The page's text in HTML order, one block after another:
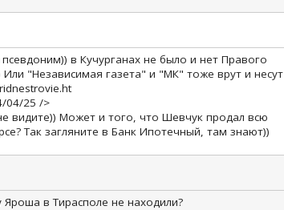
в Кучурганах не было и нет Правого
"Независимая газета" и "МК" тоже врут и несут
04/25 />
видите)) Может и того, что Шевчук продал всю
Так загляните в Банк Ипотечный, там знают))
в Тирасполе не находили?